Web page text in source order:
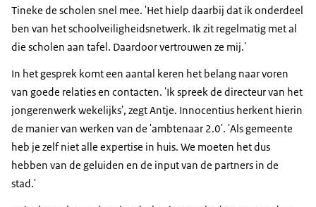
Tineke de scholen snel mee. 'Het hielp daarbij dat ik onderdeel
ben van het schoolveiligheidsnetwerk. Ik zit regelmatig met al
die scholen aan tafel. Daardoor vertrouwen ze mij.'
In het gesprek komt een aantal keren het belang naar voren
van goede relaties en contacten. 'Ik spreek de directeur van het
jongerenwerk wekelijks', zegt Antje. Innocentius herkent hierin
de manier van werken van de 'ambtenaar 2.0'. 'Als gemeente
heb je zelf niet alle expertise in huis. We moeten het dus
hebben van de geluiden en de input van de partners in de
stad.'